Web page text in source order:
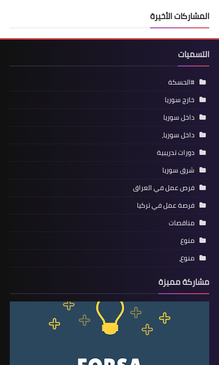
المشاركات الأخيرة
التسميات
#الحسكة
خارج سوريا
داخل سوريا
داخل سوريا،
دورات تدريبية
شرق سوريا
فرص عمل في العراق
فرصة عمل في تركيا
مناقصات
منوع
منوع،
مشاركة مميزة